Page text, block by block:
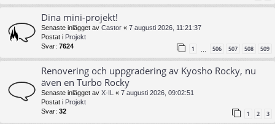
Dina mini-projekt!
Senaste inlägget av Castor « 7 augusti 2026, 11:21:37
Postat i Projekt
Svar: 7624 1 506 507 508 509
Renovering och uppgradering av Kyosho Rocky, nu
även en Turbo Rocky
Senaste inlägget av X-IL « 7 augusti 2026, 09:02:51
Postat i Projekt
Svar: 32 1 2 3